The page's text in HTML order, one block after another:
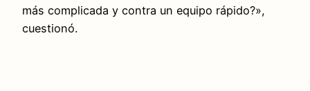
más complicada y contra un equipo rápido?»,
cuestionó.